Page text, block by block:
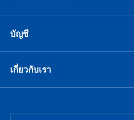
บัญชี
เกี่ยวกับเรา